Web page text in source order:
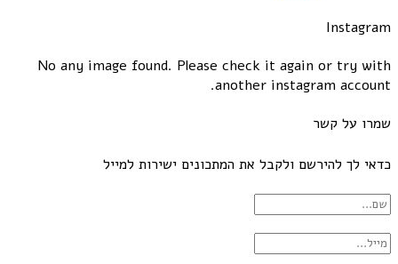
Instagram
No any image found. Please check it again or try with
another instagram account.
שמרו על קשר
כדאי לך להירשם ולקבל את המתכונים ישירות למייל